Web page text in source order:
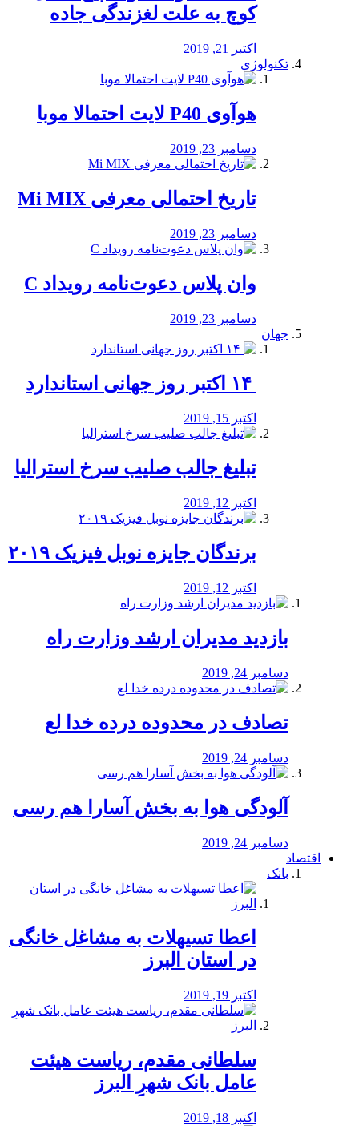
کوچ به علت لغزندگی جاده
اکتبر 21, 2019
تکنولوژی
هوآوی P40 لایت احتمالا موبا
دسامبر 23, 2019
تاریخ احتمالی معرفی Mi MIX
دسامبر 23, 2019
وان پلاس دعوت‌نامه رویداد C
دسامبر 23, 2019
جهان
اکتبر 15, 2019
تبلیغ جالب صلیب سرخ استرالیا
اکتبر 12, 2019
برندگان جایزه نوبل فیزیک ۲۰۱۹
اکتبر 12, 2019
بازدید مدیران ارشد وزارت راه
دسامبر 24, 2019
تصادف در محدوده درده خدا لع
دسامبر 24, 2019
آلودگی هوا به بخش آسارا هم رسی
دسامبر 24, 2019
اقتصاد
بانک
️اعطا تسیهلات به مشاغل خانگی
در استان البرز
اکتبر 19, 2019
سلطانی مقدم، ریاست هیئت
عامل بانک شهرِ البرز
اکتبر 18, 2019